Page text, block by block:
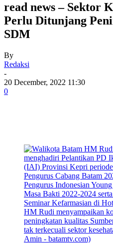
read news – Sektor
Perlu Ditunjang
SDM
By
Redaksi
-
20 December, 2022 11:30
0